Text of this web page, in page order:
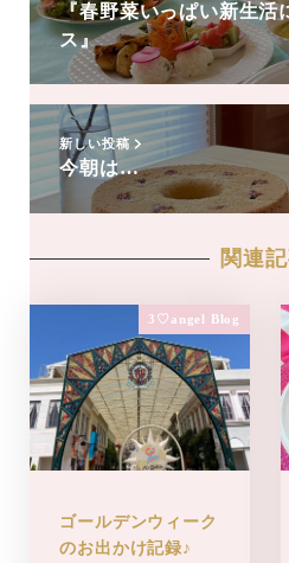
『春野菜いっぱい新生活
ス』
新しい投稿
今朝は…
関連
3♡angel Blog
ゴールデンウィーク
のお出かけ記録♪